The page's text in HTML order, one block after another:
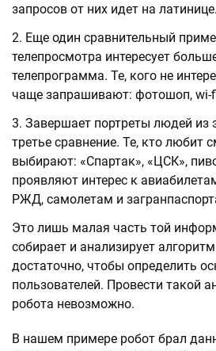
запросов от них идет на латинице.
Еще один сравнительный
телепросмотра интересует
телепрограмма. Те, кого не
чаще запрашивают: фотошоп, wi-
Завершает портреты людей из
третье сравнение. Те, кто любит
выбирают: «Спартак», «ЦСК»,
проявляют интерес к
РЖД, самолетам и
Это лишь малая часть той
собирает и анализирует
достаточно, чтобы определить
пользователей. Провести такой
робота невозможно.
В нашем примере робот брал